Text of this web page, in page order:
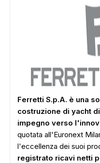
Ferretti S.p.A. è una
costruzione di yacht
impegno verso
quotata all'Euronext
l'eccellenza dei suoi
registrato ricavi netti